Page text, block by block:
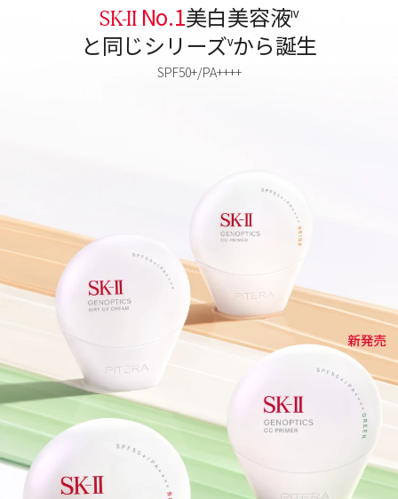
SK-IINo.1美白美容液IV
と同じシリーズVから誕生
SPF50+/PA++++